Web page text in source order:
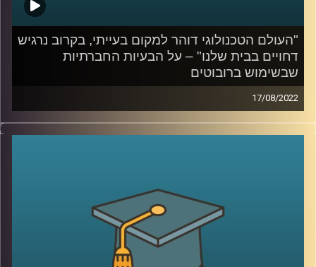
"העולם הטכנולוגי דוהר למקום בעייתי, בקרוב נרגיש
דחויים בבית שלנו" – על הבעיות החברתיות
שבשימוש ברובוטים
17/08/2022
יש לא מעט סרטי פנטזיה או מדע בדיוני שכוללים רובוטים
שמשתלטים על העולם.
לחדשנות של אוניברסיטת רייכמן, מרגיעה שהיום הזה לא כל כך
קרוב אך מזהירה מבעיות חברתיות לא קטנות ששימוש
ברובוטים מעוררות. האזינו לחלק השני של השיחה.